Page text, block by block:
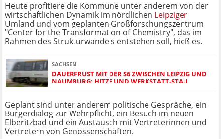
Heute profitiere die Kommune unter anderem von der
wirtschaftlichen Dynamik im nördlichen Leipziger
Umland und vom geplanten Großforschungszentrum
"Center for the Transformation of Chemistry", das im
Rahmen des Strukturwandels entstehen soll, hieß es.
SACHSEN
DAUERFRUST MIT DER S6 ZWISCHEN LEIPZIG UND
NAUMBURG: HITZE UND WERKSTATT-STAU
Geplant sind unter anderem politische Gespräche, ein
Bürgerdialog zur Wehrpflicht, ein Besuch im neuen
Elberitzbad und ein Austausch mit Vertreterinnen und
Vertretern von Genossenschaften.